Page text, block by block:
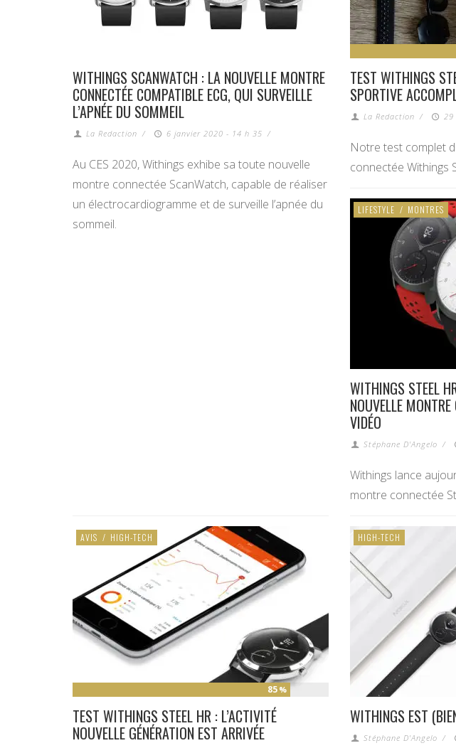
WITHINGS SCANWATCH : LA NOUVELLE MONTRE
CONNECTÉE COMPATIBLE ECG, QUI SURVEILLE
L’APNÉE DU SOMMEIL
La Redaction / 6 janvier 2020 - 14 h 35 /
Au CES 2020, Withings exhibe sa toute nouvelle
montre connectée ScanWatch, capable de réaliser
un électrocardiogramme et de surveille l’apnée du
sommeil.
TEST WITHINGS
SPORTIVE
La Redaction /
Notre test complet
connectée Withings
LIFESTYLE / MONTRES
WITHINGS STEEL
NOUVELLE
VIDÉO
Stéphane D'Angelo /
Withings lance
montre connectée
85 %
AVIS / HIGH-TECH
TEST WITHINGS STEEL HR : L’ACTIVITÉ
NOUVELLE GÉNÉRATION EST ARRIVÉE
HIGH-TECH
WITHINGS EST
Stéphane D'Angelo /